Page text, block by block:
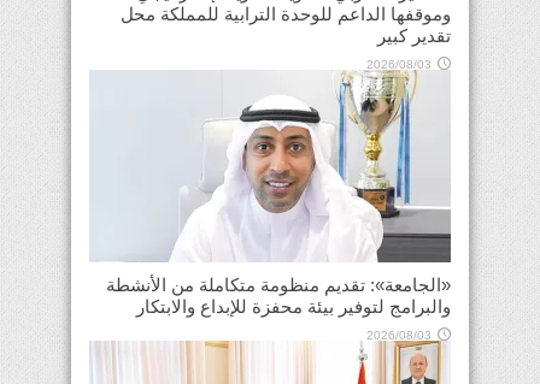
وموقفها الداعم للوحدة الترابية للمملكة محل
تقدير كبير
2026/08/03
«الجامعة»: تقديم منظومة متكاملة من الأنشطة
والبرامج لتوفير بيئة محفزة للإبداع والابتكار
2026/08/03